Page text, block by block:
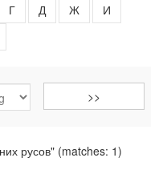
Г Д Ж
И
русов" (matches: 1)